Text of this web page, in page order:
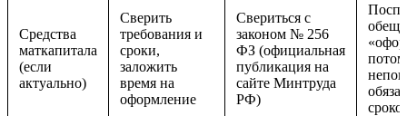
Средства
маткапитала
(если
актуально)
Сверить
требования и
сроки,
заложить
время на
оформление
Свериться с
законом № 256
ФЗ (официальная
публикация на
сайте Минтруда
РФ)